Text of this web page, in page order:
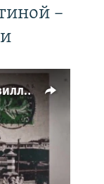
–
Домик у океана. Как выглядит вилла для Людмилы Путиной – репортаж с юга Франции